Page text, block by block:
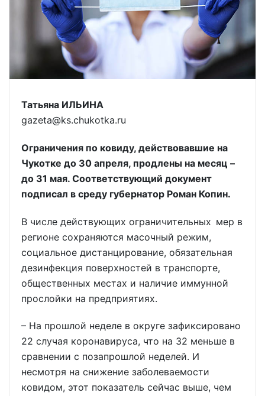
Татьяна ИЛЬИНА
gazeta@ks.chukotka.ru
Ограничения по ковиду, действовавшие на
Чукотке до 30 апреля, продлены на месяц –
до 31 мая. Соответствующий документ
подписал в среду губернатор Роман Копин.
В числе действующих ограничительных мер в
регионе сохраняются масочный режим,
социальное дистанцирование, обязательная
дезинфекция поверхностей в транспорте,
общественных местах и наличие иммунной
прослойки на предприятиях.
– На прошлой неделе в округе зафиксировано
22 случая коронавируса, что на 32 меньше в
сравнении с позапрошлой неделей. И
несмотря на снижение заболеваемости
ковидом, этот показатель сейчас выше, чем